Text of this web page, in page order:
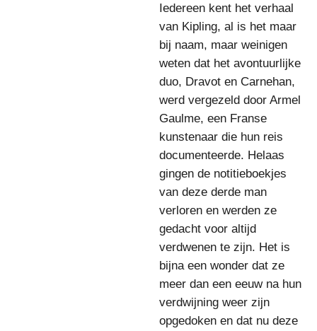
Iedereen kent het verhaal
van Kipling, al is het maar
bij naam, maar weinigen
weten dat het avontuurlijke
duo, Dravot en Carnehan,
werd vergezeld door Armel
Gaulme, een Franse
kunstenaar die hun reis
documenteerde. Helaas
gingen de notitieboekjes
van deze derde man
verloren en werden ze
gedacht voor altijd
verdwenen te zijn. Het is
bijna een wonder dat ze
meer dan een eeuw na hun
verdwijning weer zijn
opgedoken en dat nu deze